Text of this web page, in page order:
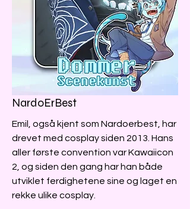
NardoErBest
Emil, også kjent som Nardoerbest, har
drevet med cosplay siden 2013. Hans
aller første convention var Kawaiicon
2, og siden den gang har han både
utviklet ferdighetene sine og laget en
rekke ulike cosplay.